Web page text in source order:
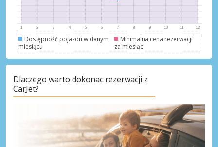
Dostępność pojazdu w danym
miesiącu
Minimalna cena rezerwacji
za miesiąc
Dlaczego warto dokonac rezerwacji z
CarJet?